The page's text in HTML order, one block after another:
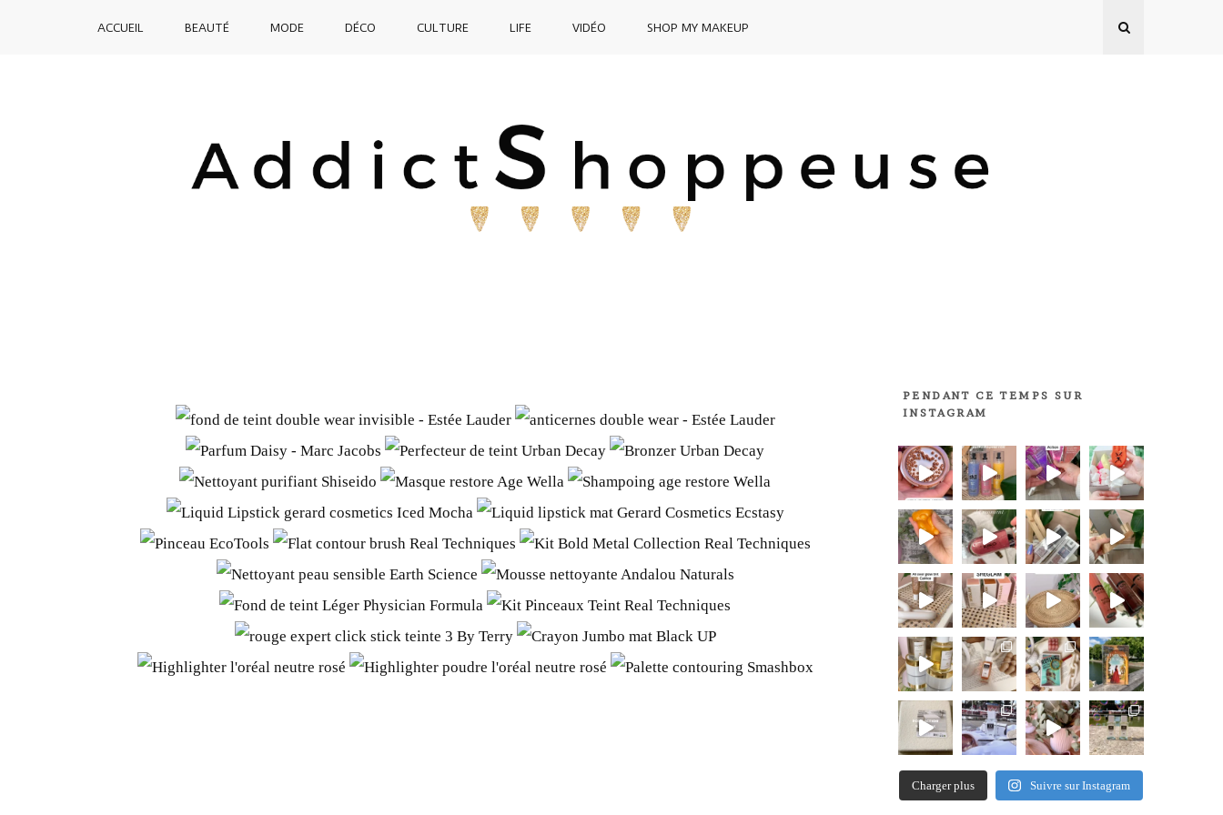
SKIPACCUEIL BEAUTÉ MODE DÉCO CULTURE LIFE VIDÉO SHOP MY MAKEUP
PENDANT CE TEMPS SUR
INSTAGRAM
Charger plus Suivre sur Instagram